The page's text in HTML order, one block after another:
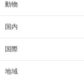
動物
国内
国際
地域